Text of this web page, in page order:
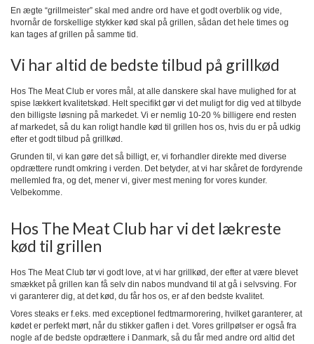
En ægte “grillmeister” skal med andre ord have et godt overblik og vide,
hvornår de forskellige stykker kød skal på grillen, sådan det hele times og
kan tages af grillen på samme tid.
Vi har altid de bedste tilbud på grillkød
Hos The Meat Club er vores mål, at alle danskere skal have mulighed for at
spise lækkert kvalitetskød. Helt specifikt gør vi det muligt for dig ved at tilbyde
den billigste løsning på markedet. Vi er nemlig 10-20 % billigere end resten
af markedet, så du kan roligt handle kød til grillen hos os, hvis du er på udkig
efter et godt tilbud på grillkød.
Grunden til, vi kan gøre det så billigt, er, vi forhandler direkte med diverse
opdrættere rundt omkring i verden. Det betyder, at vi har skåret de fordyrende
mellemled fra, og det, mener vi, giver mest mening for vores kunder.
Velbekomme.
Hos The Meat Club har vi det lækreste
kød til grillen
Hos The Meat Club tør vi godt love, at vi har grillkød, der efter at være blevet
smækket på grillen kan få selv din nabos mundvand til at gå i selvsving. For
vi garanterer dig, at det kød, du får hos os, er af den bedste kvalitet.
Vores steaks er f.eks. med exceptionel fedtmarmorering, hvilket garanterer, at
kødet er perfekt mørt, når du stikker gaflen i det. Vores grillpølser er også fra
nogle af de bedste opdrættere i Danmark, så du får med andre ord altid det